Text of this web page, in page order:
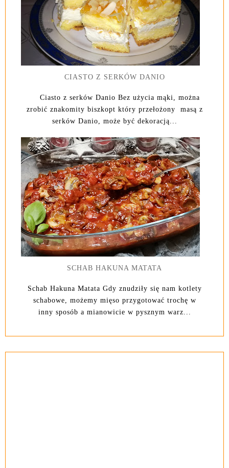
CIASTO Z SERKÓW DANIO
Ciasto z serków Danio Bez użycia mąki, można
zrobić znakomity biszkopt który przełożony masą z
serków Danio, może być dekoracją...
SCHAB HAKUNA MATATA
Schab Hakuna Matata Gdy znudziły się nam kotlety
schabowe, możemy mięso przygotować trochę w
inny sposób a mianowicie w pysznym warz...